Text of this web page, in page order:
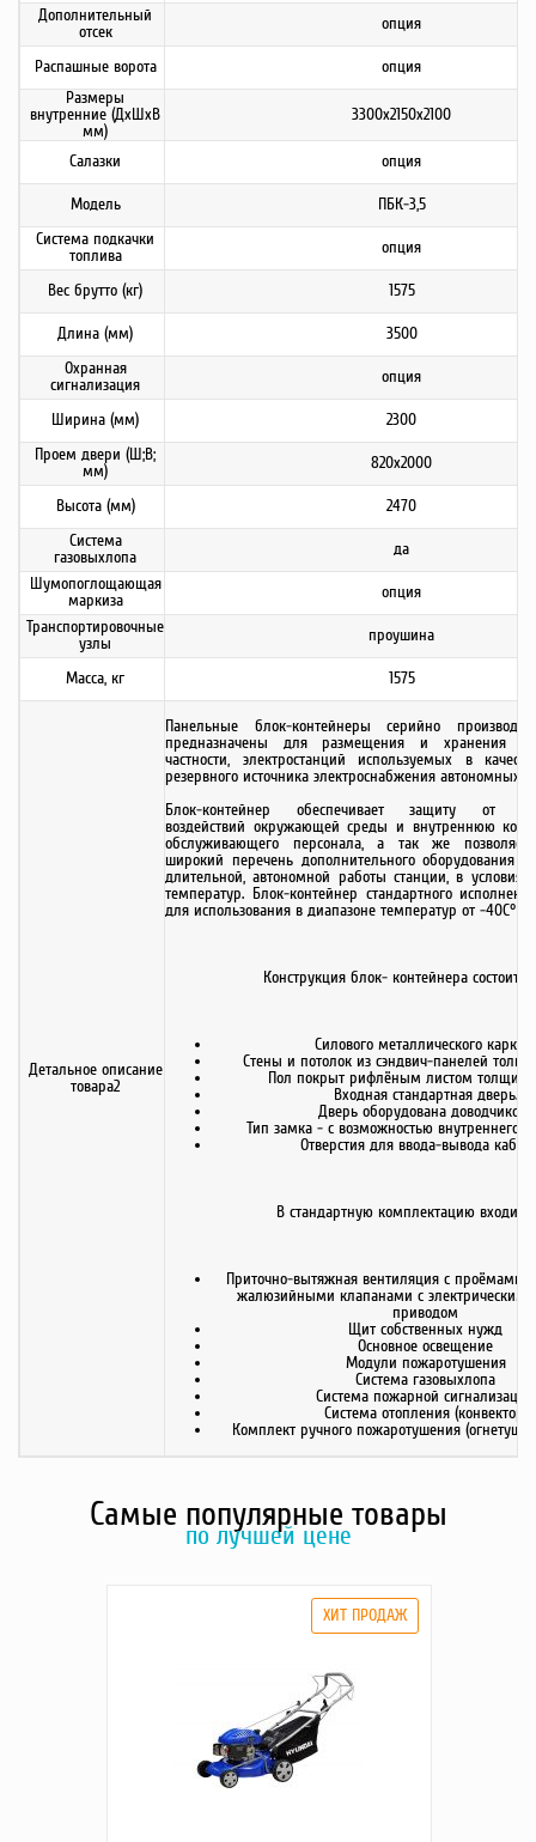
Дополнительный
отсек
опция
Распашные ворота
опция
Размеры
внутренние (ДхШхВ
мм)
3300х2150х2100
Салазки опция
Модель
ПБК-3,5
Система подкачки
топлива
опция
Вес брутто (кг) 1575
Длина (мм)
3500
Охранная
сигнализация
опция
Ширина (мм)
2300
Проем двери (Ш;В;
мм)
820х2000
Высота (мм)
2470
Система
газовыхлопа
да
Шумопоглощающая
маркиза
опция
Транспортировочные
узлы
проушина
Масса, кг 1575
Детальное описание
товара2
Панельные блок-контейнеры серийно
предназначены для размещения и хранения
частности, электростанций используемых в
резервного источника электроснабжения автономных
Блок-контейнер обеспечивает защиту от
воздействий окружающей среды и внутреннюю
обслуживающего персонала, а так же позволяет
широкий перечень дополнительного оборудования
длительной, автономной работы станции, в условиях
температур. Блок-контейнер стандартного
для использования в диапазоне температур от -40С°
Конструкция блок- контейнера состоит
Силового металлического каркаса
Стены и потолок из сэндвич-панелей
Пол покрыт рифлёным листом
Входная стандартная дверь.
Дверь оборудована доводчиком.
Тип замка - с возможностью внутреннего
Отверстия для ввода-вывода
В стандартную комплектацию входит:
Приточно-вытяжная вентиляция с
жалюзийными клапанами с электрическим
приводом
Щит собственных нужд
Основное освещение
Модули пожаротушения
Система газовыхлопа
Система пожарной сигнализации
Система отопления (конвектор)
Комплект ручного пожаротушения
Самые популярные товары
по лучшей цене